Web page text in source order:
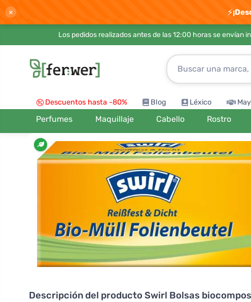
× ⚡
Los pedidos realizados antes de las 12:00 horas se envían
Descuentos hasta -80% Blog Léxico
Perfumes Maquillaje Cabello Rostro
Descripción del producto Swirl Bolsas